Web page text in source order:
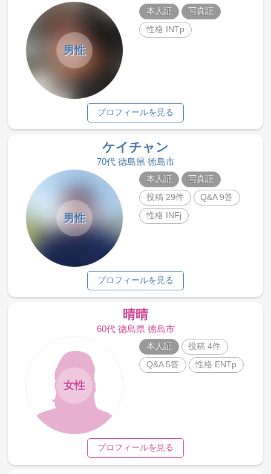
男性
本人証
写真証
性格 INTp
プロフィールを見る
ケイチャン
70代 徳島県 徳島市
男性
本人証
写真証
投稿 29件
Q&A 9答
性格 INFj
プロフィールを見る
晴晴
60代 徳島県 徳島市
女性
本人証
投稿 4件
Q&A 5答
性格 ENTp
プロフィールを見る